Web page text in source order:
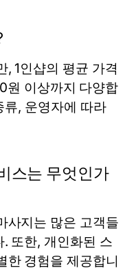
, 1인샵의 평균 가격
이상까지 다양합
류, 운영자에 따라
스는 무엇인가
사지는 많은 고객들
또한, 개인화된 스
한 경험을 제공합니